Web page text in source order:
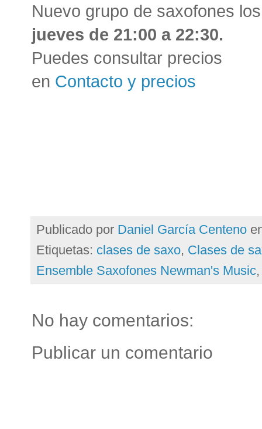
Nuevo grupo de saxofones los
jueves de 21:00 a 22:30.
Puedes consultar precios
en Contacto y precios
Publicado por Daniel García Centeno
Etiquetas: clases de saxo, Clases de
Ensemble Saxofones Newman's Music
No hay comentarios:
Publicar un comentario